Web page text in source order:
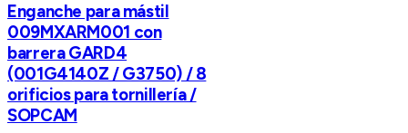
Enganche para mástil
009MXARM001 con
barrera GARD4
(001G4140Z / G3750) / 8
orificios para tornillería /
SOPCAM